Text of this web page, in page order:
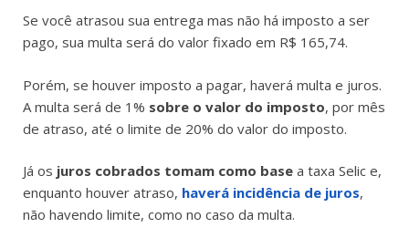
Se você atrasou sua entrega mas não há imposto a ser
pago, sua multa será do valor fixado em R$ 165,74.
Porém, se houver imposto a pagar, haverá multa e juros.
A multa será de 1% sobre o valor do imposto, por mês
de atraso, até o limite de 20% do valor do imposto.
Já os juros cobrados tomam como base a taxa Selic e,
enquanto houver atraso, haverá incidência de juros,
não havendo limite, como no caso da multa.